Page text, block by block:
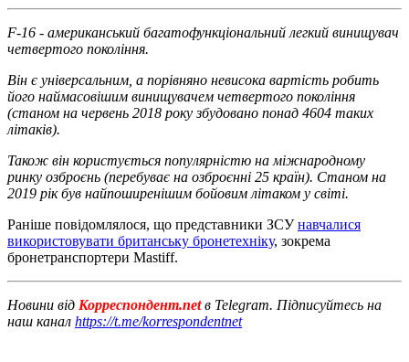
F-16 - американський багатофункціональний легкий винищувач
четвертого покоління.
Він є універсальним, а порівняно невисока вартість робить
його наймасовішим винищувачем четвертого покоління
(станом на червень 2018 року збудовано понад 4604 таких
літаків).
Також він користується популярністю на міжнародному
ринку озброєнь (перебуває на озброєнні 25 країн). Станом на
2019 рік був найпоширенішим бойовим літаком у світі.
Раніше повідомлялося, що представники ЗСУнавчалися
використовувати британську бронетехніку, зокрема
бронетранспортери Mastiff.
Новини від Корреспондент.netв Telegram. Підписуйтесь на
наш канал https://t.me/korrespondentnet